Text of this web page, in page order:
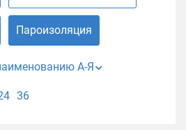
Пароизоляция
А-Я
36